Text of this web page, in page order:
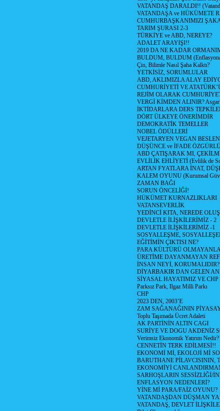
VATANDAŞ DARALDI!!
VATANDAŞA ve HÜKÜMETE
CUMHURBAŞKANIMIZI
TARIM ŞURASI 2-3
TÜRKİYE ve ABD, NEREYE?
ADALET ARAYIŞI!!
2019 DA NE KADAR
BULDUM, BULDUM
Çin, Bilimle Nasıl Şaha Kalktı?
YETKİSİZ, SORUMLULAR
ABD, AKLIMIZLA ALAY
CUMHURİYETİ VE
REJİM OLARAK
VERGİ KİMDEN ALINIR?
İKTİDARLARA DERS
DÖRT ÜLKEYE ÖNERİMDİR
DEMOKRATİK TEMELLER
NOBEL ÖDÜLLERİ
VEJETARYEN VEGAN
DÜŞÜNCE ve İFADE
ABD ÇATIŞARAK MI,
EVLİLİK EHLİYETİ (Evlilik de
ARTAN FYATLARA İNAT,
KALEM OYUNU (Kurumsal
ZAMAN BAĞI
SORUN ÖNCELİĞİ!
HÜKÜMET KURNAZLIKLARI
VATANSEVERLİK
YEDİNCİ KITA, NEREDE
DEVLETLE İLİŞKİLERİMİZ - 2
DEVLETLE İLİŞKİLERİMİZ -1
SOSYALLEŞME,
EĞİTİMİN ÇIKTISI NE?
PARA KÜLTÜRÜ
ÜRETİME DAYANMAYAN
İNSAN NEYİ, KORUMALIDIR?
DİYARBAKIR DAN GELEN
SİYASAL HAYATIMIZ VE CHP
Parksız Park, Ilgaz Milli Parkı
CHP
2023 DEN, 2003’E
ZAM SAĞANAĞININ
Toplu Taşımada Ücret Adaleti
AK PARTİNİN ALTIN CAGI
SURİYE VE DOGU AKDENİZ
Verimsiz Ekonomik Yatırım Nedir?
CENNETİN TERK EDİLMESİ!!
EKONOMİ Mİ, EKOLOJİ Mİ
BARUTHANE PİLAVCISININ,
EKONOMİYİ
SARHOŞLARIN SESSİZLİĞİ/
ENFLASYON NEDENLERİ?
YİNE Mİ PARA/FAİZ OYUNU?
VATANDAŞDAN DÜŞMAN
VATANDAŞ, DEVLET